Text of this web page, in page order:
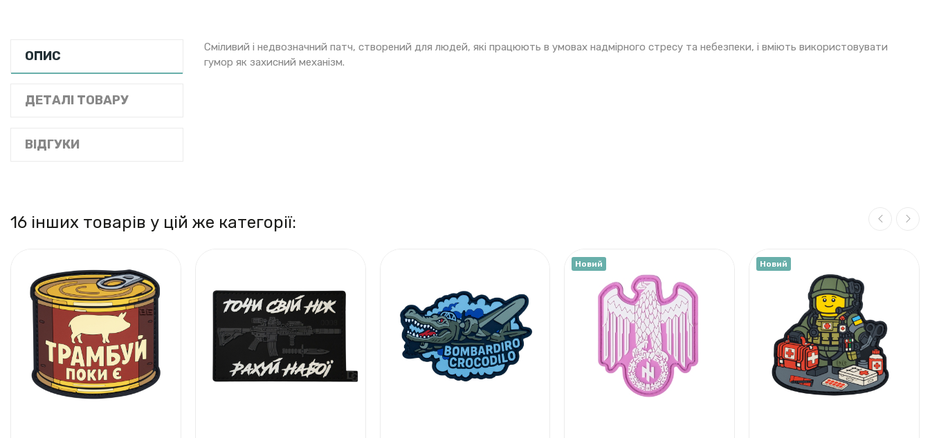
ОПИС
ДЕТАЛІ ТОВАРУ
ВІДГУКИ
Сміливий і недвозначний патч, створений для людей, які працюють в умовах надмірного стресу та небезпеки, і вміють використовувати
гумор як захисний механізм.
16 інших товарів у цій же категорії:
Новий Новий